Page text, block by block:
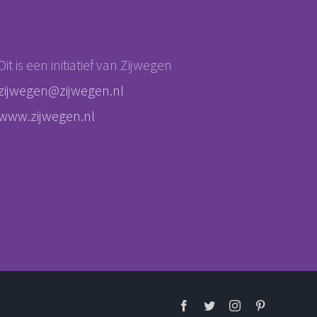
Dit is een initiatief van Zijwegen
Facebook
TwitterInstagram